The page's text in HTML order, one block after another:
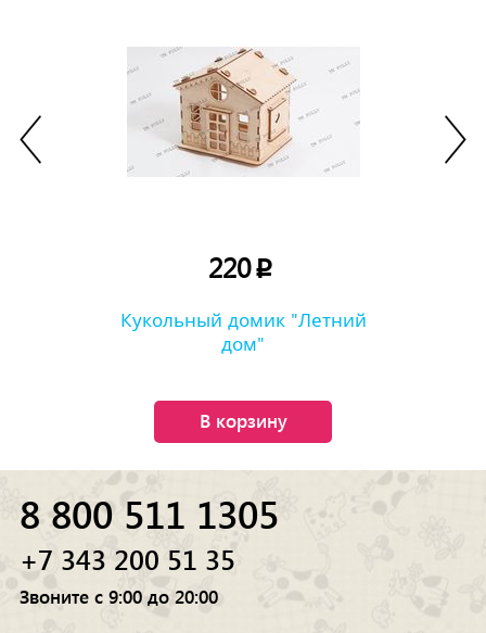
220p
Кукольный домик "Летний
дом"
В корзину
8 800 511 1305
+7 343 200 51 35
Звоните с 9:00 до 20:00